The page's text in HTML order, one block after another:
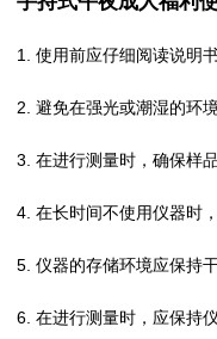
1. 使用前应仔细阅读说明书
2. 避免在强光或潮湿的环境
3. 在进行测量时，确保样
4. 在长时间不使用仪器时
5. 仪器的存储环境应保持干燥
6. 在进行测量时，应保持仪